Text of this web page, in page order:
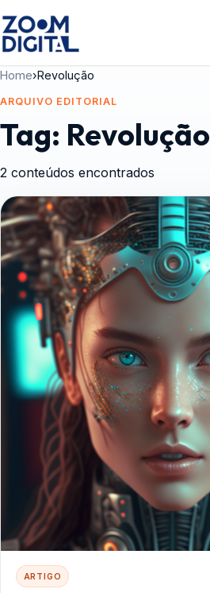
Home›Revolução
ARQUIVO EDITORIAL
Tag: Revolução
2 conteúdos encontrados
ARTIGO